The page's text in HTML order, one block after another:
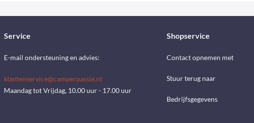
Service
E-mail ondersteuning en advies:
klantenservice@camperpassie.nl
Maandag tot Vrijdag, 10.00 uur - 17.00 uur
Shopservice
Contact opnemen met
Stuur terug naar
Bedrijfsgegevens